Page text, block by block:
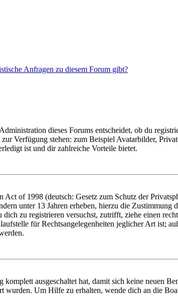
Anfragen zu diesem Forum gibt?
dieses Forums entscheidet, ob du
Verfügung stehen: zum Beispiel Avatarbilder,
ist und dir zahlreiche Vorteile bietet.
Act of 1998 (deutsch: Gesetz zum Schutz der
unter 13 Jahren erheben, hierzu die
zu registrieren versuchst, zutrifft, ziehe einen
für Rechtsangelegenheiten jeglicher Art ist;
ausgeschaltet hat, damit sich keine neuen
wurden. Um Hilfe zu erhalten, wende dich an die